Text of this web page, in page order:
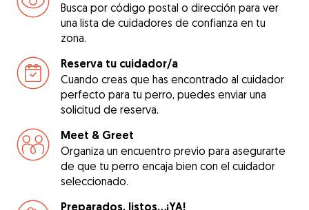
Busca por código postal o dirección para ver
una lista de cuidadores de confianza en tu
zona.
Reserva tu cuidador/a
Cuando creas que has encontrado al cuidador
perfecto para tu perro, puedes enviar una
solicitud de reserva.
Meet & Greet
Organiza un encuentro previo para asegurarte
de que tu perro encaja bien con el cuidador
seleccionado.
Preparados, listos...¡YA!